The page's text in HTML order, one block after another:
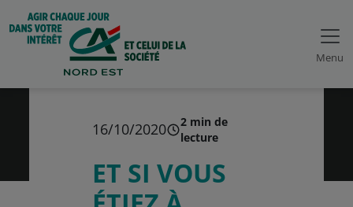
Menu
16/10/2020
2 min de
lecture
ET SI VOUS